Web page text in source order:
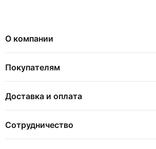
О компании
Покупателям
Доставка и оплата
Сотрудничество